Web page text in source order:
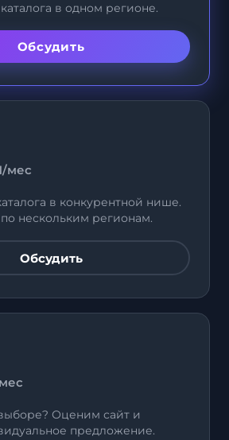
в одном регионе.
Обсудить
мес
в конкурентной нише.
нескольким регионам.
Обсудить
Оценим сайт и
предложение.